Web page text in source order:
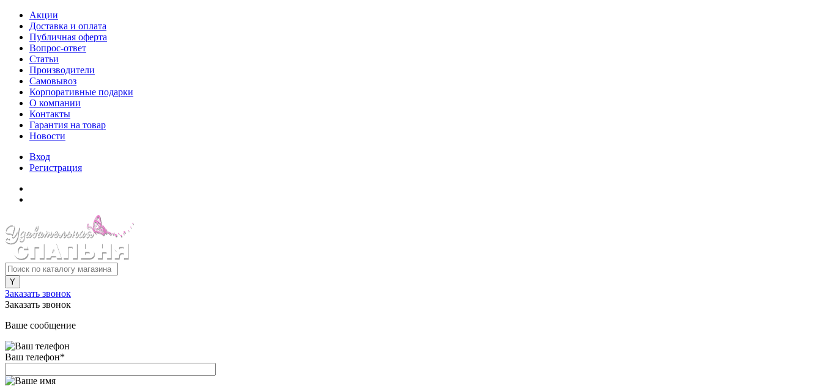
Акции
Доставка и оплата
Публичная оферта
Вопрос-ответ
Статьи
Производители
Самовывоз
Корпоративные подарки
О компании
Контакты
Гарантия на товар
Новости
Вход
Регистрация
Заказать звонок
Заказать звонок
Ваше сообщение
Ваш телефон*